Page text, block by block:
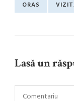
ORAS
Lasă un